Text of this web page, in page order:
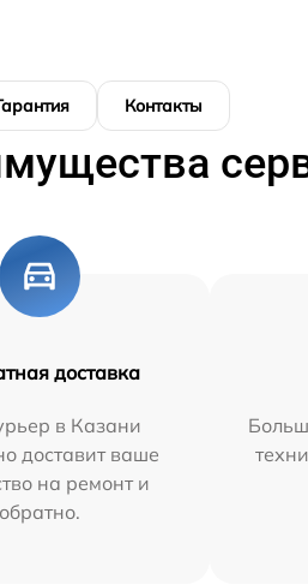
Контакты
доставка
в Казани
доставит ваше
на ремонт и
обратно.